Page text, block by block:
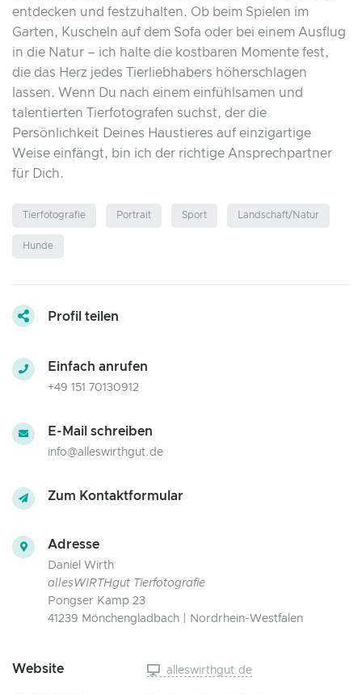
entdecken und festzuhalten. Ob beim Spielen im
Garten, Kuscheln auf dem Sofa oder bei einem Ausflug
in die Natur – ich halte die kostbaren Momente fest,
die das Herz jedes Tierliebhabers höherschlagen
lassen. Wenn Du nach einem einfühlsamen und
talentierten Tierfotografen suchst, der die
Persönlichkeit Deines Haustieres auf einzigartige
Weise einfängt, bin ich der richtige Ansprechpartner
für Dich.
Tierfotografie Portrait Sport Landschaft/Natur
Hunde
Profil teilen
Einfach anrufen
+49 151 70130912
E-Mail schreiben
info@alleswirthgut.de
Zum Kontaktformular
Adresse
Daniel Wirth
allesWIRTHgut Tierfotografie
Pongser Kamp 23
41239 Mönchengladbach | Nordrhein-Westfalen
Website alleswirthgut.de